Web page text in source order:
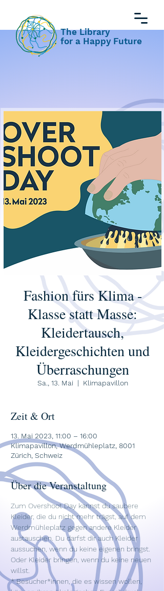
The Library
for a Happy Future
Fashion fürs Klima -
Klasse statt Masse:
Kleidertausch,
Kleidergeschichten und
Überraschungen
Sa., 13. Mai
  |
Klimapavillon
Zeit & Ort
13. Mai 2023, 11:00 – 16:00
Klimapavillon, Werdmühleplatz, 8001
Zürich, Schweiz
Über die Veranstaltung
Zum Overshoot Day kannst du saubere
Kleider, die du nicht mehr trägst, auf dem
Werdmühleplatz gegen andere Kleider
austauschen. Du darfst dir auch Kleider
aussuchen, wenn du keine eigenen bringst.
Oder Kleider bringen, wenn du keine neuen
willst.
* Besucher*innen, die es wissen wollen,